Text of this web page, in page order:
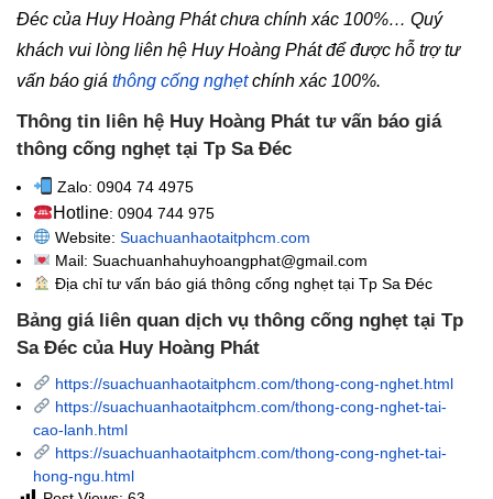
Đéc của Huy Hoàng Phát chưa chính xác 100%… Quý
khách vui lòng liên hệ Huy Hoàng Phát để được hỗ trợ tư
vấn báo giá thông cống nghẹtchính xác 100%.
Thông tin liên hệ Huy Hoàng Phát tư vấn báo giá
thông cống nghẹt tại Tp Sa Đéc
Zalo: 0904 74 4975
Hotline: 0904 744 975
Website: Suachuanhaotaitphcm.com
Mail: Suachuanhahuyhoangphat@gmail.com
Địa chỉ tư vấn báo giá thông cống nghẹttại Tp Sa Đéc
Bảng giá liên quan dịch vụ thông cống nghẹt tại Tp
Sa Đéc của Huy Hoàng Phát
https://suachuanhaotaitphcm.com/thong-cong-nghet.html
https://suachuanhaotaitphcm.com/thong-cong-nghet-tai-
cao-lanh.html
https://suachuanhaotaitphcm.com/thong-cong-nghet-tai-
hong-ngu.html